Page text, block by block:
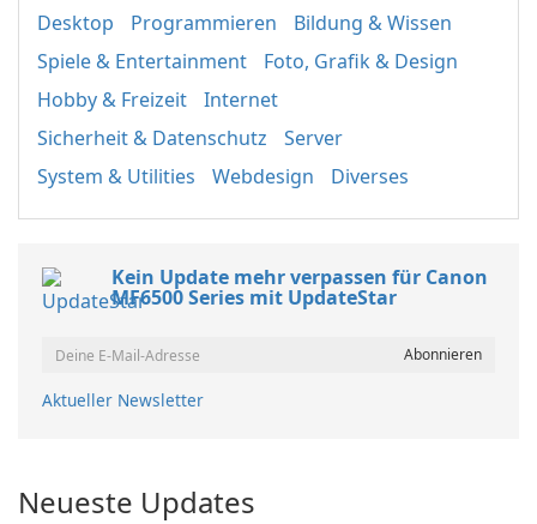
Desktop
Programmieren
Bildung & Wissen
Spiele & Entertainment
Foto, Grafik & Design
Hobby & Freizeit
Internet
Sicherheit & Datenschutz
Server
System & Utilities
Webdesign Diverses
Kein Update mehr verpassen für Canon
MF6500 Series mit UpdateStar
Aktueller Newsletter
Neueste Updates